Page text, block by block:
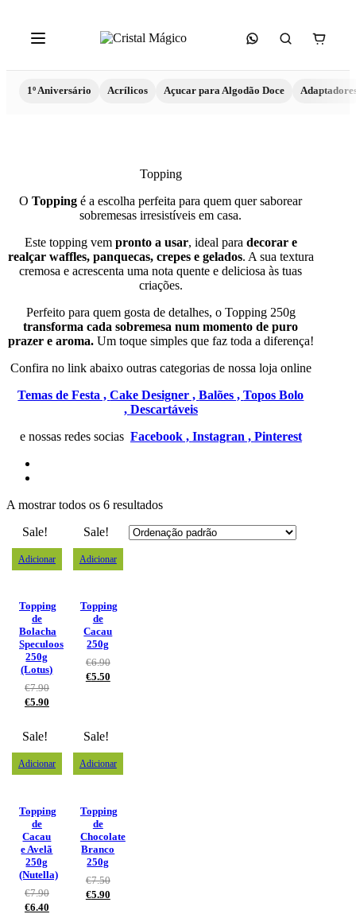
1º Aniversário Acrílicos Açucar para Algodão Doce
Topping
OToppingé a escolha perfeita para quem quer saborear
sobremesas irresistíveis em casa.
Este topping vem pronto a usar, ideal para decorar e
realçar waffles, panquecas, crepes e gelados. A sua textura
cremosa e acrescenta uma nota quente e deliciosa às tuas
criações.
Perfeito para quem gosta de detalhes, o Topping 250g
transforma cada sobremesa num momento de puro
prazer e aroma.Um toque simples que faz toda a diferença!
Confira no link abaixo outras categorias de nossa loja online
Temas de Festa ,Cake Designer ,Balões ,Topos Bolo
, Descartáveis
e nossas redes socias Facebook , Instagran , Pinterest
A mostrar todos os 6 resultados
Sale!
Adicionar
Topping
de
Bolacha
Speculoos
250g
(Lotus)
€7.90
€5.90
Sale!
Adicionar
Topping
de
Cacau
250g
€6.90
€5.50
Sale!
Adicionar
Topping
de
Cacau
e Avelã
250g
(Nutella)
€7.90
€6.40
Sale!
Adicionar
Topping
de
Chocolate
Branco
250g
€7.50
€5.90